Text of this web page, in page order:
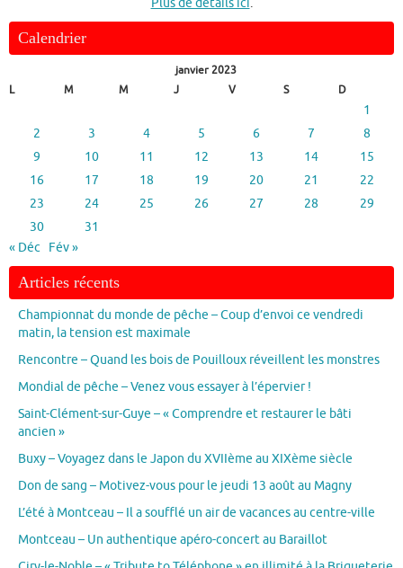
Calendrier
janvier 2023
L
M M J V S D
1
2
3 4 5 6 7
8
9
10 11 12 13 14
15
16
17 18 19 20 21
22
23
24 25 26 27 28
29
30
31
« Déc Fév »
Articles récents
Championnat du monde de pêche – Coup d’envoi ce vendredi
matin, la tension est maximale
Rencontre – Quand les bois de Pouilloux réveillent les monstres
Mondial de pêche – Venez vous essayer à l’épervier !
Saint-Clément-sur-Guye – « Comprendre et restaurer le bâti
ancien »
Buxy – Voyagez dans le Japon du XVIIème au XIXème siècle
Don de sang – Motivez-vous pour le jeudi 13 août au Magny
L’été à Montceau – Il a soufflé un air de vacances au centre-ville
Montceau – Un authentique apéro-concert au Baraillot